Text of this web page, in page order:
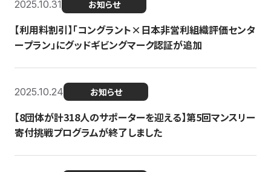
2025.10.31 お知らせ
【利用料割引】「コングラント×日本非営利組織評価センタ
ープラン」にグッドギビングマーク認証が追加
2025.10.24 お知らせ
【8団体が計318人のサポーターを迎える】​​第5回マンスリー
寄付挑戦プログラムが終了しました